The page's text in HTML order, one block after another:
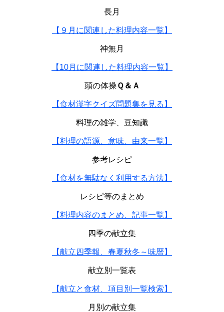
長月
【９月に関連した料理内容一覧】
神無月
【10月に関連した料理内容一覧】
頭の体操Ｑ＆Ａ
【食材漢字クイズ問題集を見る】
料理の雑学、豆知識
【料理の語源、意味、由来一覧】
参考レシピ
【食材を無駄なく利用する方法】
レシピ等のまとめ
【料理内容のまとめ、記事一覧】
四季の献立集
【献立四季報、春夏秋冬～味暦】
献立別一覧表
【献立と食材、項目別一覧検索】
月別の献立集